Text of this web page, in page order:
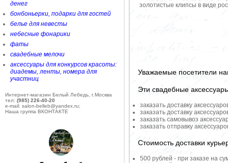
денег
бонбоньерки, подарки для гостей
белье для невесты
небесные фонарики
фаты
свадебные мелочи
аксессуары для конкурсов красоты:
диадемы, ленты, номера для
участниц
Интернет-магазин Белый Лебедь, г.Москва
тел: (985) 226-40-20
e-mail: salon-belleb@yandex.ru;
Наша группа ВКОНТАКТЕ
золотистые клипсы в виде
Уважаемые посетители
Эти свадебные
заказать доставку
заказать доставку
заказать самовывоз
заказать отправку
Стоимость доставки
500 рублей - при заказе на